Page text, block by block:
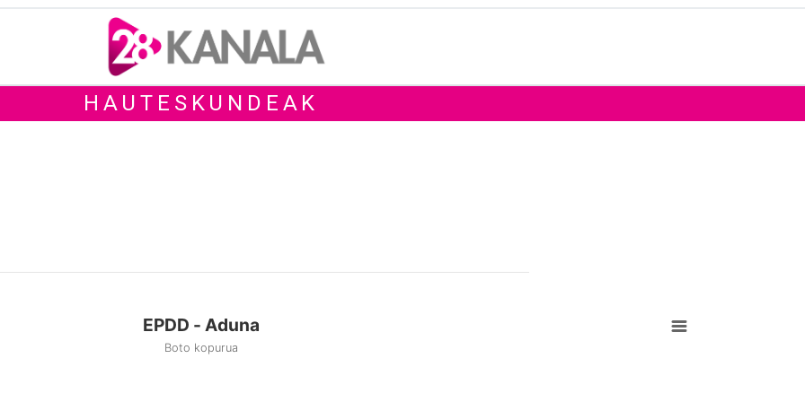
HAUTESKUNDEAK
EPDD - Aduna
Boto kopurua